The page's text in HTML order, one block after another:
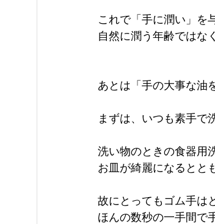
これで「手に潤い」を
自然に潤う年齢ではな
あとは「手の大事な油
まずは、いつも素手で
洗い物のときの食器用
お皿が綺麗になるとと
故にとってもゴム手は
ほんの数秒の一手間で